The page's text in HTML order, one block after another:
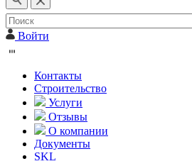
Войти
Контакты
Строительство
Услуги
Отзывы
О компании
Документы
SKL